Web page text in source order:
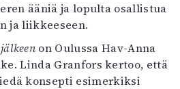
ääniä ja lopulta osallistua
ja liikkeeseen.
on Oulussa Hav-Anna
Linda Granfors kertoo, että
konsepti esimerkiksi